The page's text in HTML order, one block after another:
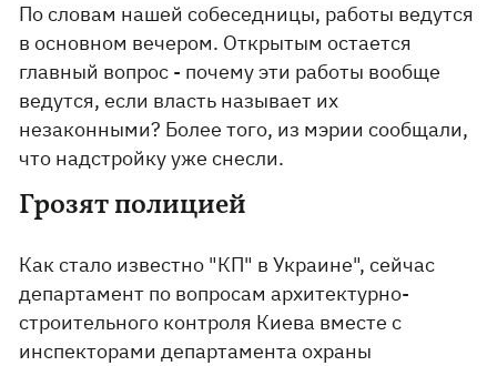
По словам нашей собеседницы, работы ведутся
в основном вечером. Открытым остается
главный вопрос - почему эти работы вообще
ведутся, если власть называет их
незаконными? Более того, из мэрии сообщали,
что надстройку уже снесли.
Грозят полицией
Как стало известно "КП" в Украине", сейчас
департамент по вопросам архитектурно-
строительного контроля Киева вместе с
инспекторами департамента охраны